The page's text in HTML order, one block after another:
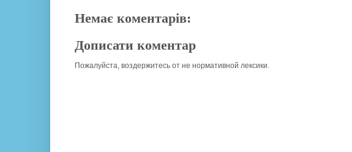
Немає коментарів:
Дописати коментар
Пожалуйста, воздержитесь от не нормативной лексики.